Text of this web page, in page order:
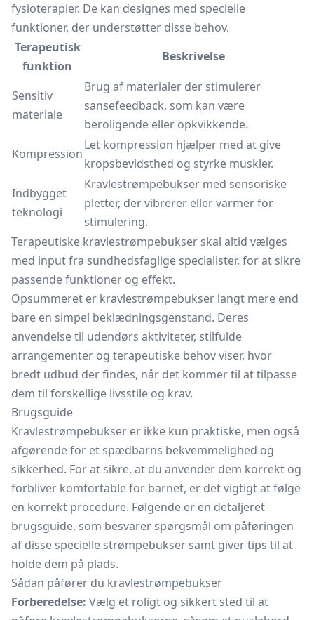
fysioterapier. De kan designes med specielle
funktioner, der understøtter disse behov.
Terapeutisk
funktion
Beskrivelse
Sensitiv
materiale
Brug af materialer der stimulerer
sansefeedback, som kan være
beroligende eller opkvikkende.
Kompression
Let kompression hjælper med at give
kropsbevidsthed og styrke muskler.
Indbygget
teknologi
Kravlestrømpebukser med sensoriske
pletter, der vibrerer eller varmer for
stimulering.
Terapeutiske kravlestrømpebukser skal altid vælges
med input fra sundhedsfaglige specialister, for at sikre
passende funktioner og effekt.
Opsummeret er kravlestrømpebukser langt mere end
bare en simpel beklædningsgenstand. Deres
anvendelse til udendørs aktiviteter, stilfulde
arrangementer og terapeutiske behov viser, hvor
bredt udbud der findes, når det kommer til at tilpasse
dem til forskellige livsstile og krav.
Brugsguide
Kravlestrømpebukser er ikke kun praktiske, men også
afgørende for et spædbarns bekvemmelighed og
sikkerhed. For at sikre, at du anvender dem korrekt og
forbliver komfortable for barnet, er det vigtigt at følge
en korrekt procedure. Følgende er en detaljeret
brugsguide, som besvarer spørgsmål om påføringen
af disse specielle strømpebukser samt giver tips til at
holde dem på plads.
Sådan påfører du kravlestrømpebukser
Forberedelse: Vælg et roligt og sikkert sted til at